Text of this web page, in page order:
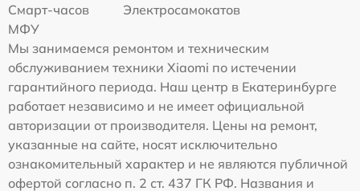
Смарт-часов
Электросамокатов
МФУ
Мы занимаемся ремонтом и техническим
обслуживанием техники Xiaomi по истечении
гарантийного периода. Наш центр в Екатеринбурге
работает независимо и не имеет официальной
авторизации от производителя. Цены на ремонт,
указанные на сайте, носят исключительно
ознакомительный характер и не являются публичной
офертой согласно п. 2 ст. 437 ГК РФ. Названия и